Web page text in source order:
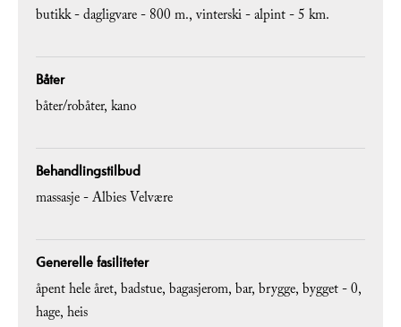
butikk -dagligvare - 800 m. vinterski - alpint -5 km.
Båter
båter/robåter kano
Behandlingstilbud
massasje -Albies Velvære
Generelle fasiliteter
åpent hele året badstue bagasjerom bar brygge bygget -0
hage heis